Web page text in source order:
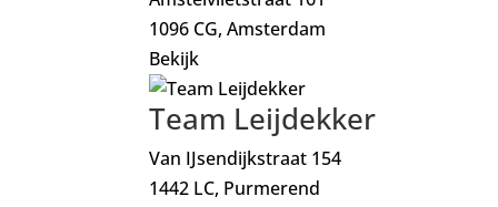
1096 CG, Amsterdam
Bekijk
Team Leijdekker
Van IJsendijkstraat 154
1442 LC, Purmerend